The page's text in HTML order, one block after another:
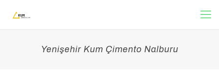
Yenişehir Kum Çimento Nalburu